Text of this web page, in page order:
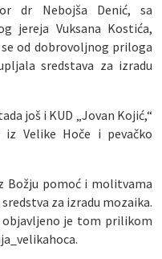
dr Nebojša Denić, sa
jereja Vuksana Kostića,
od dobrovoljnog priloga
sredstava za izradu
još i KUD „Jovan Kojić,“
iz Velike Hoče i pevačko
Božju pomoć i molitvama
za izradu mozaika.
objavljeno je tom prilikom